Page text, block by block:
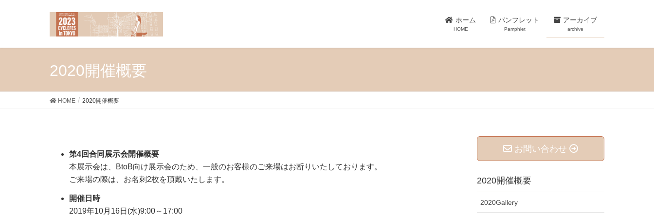
ホーム
HOME
パンフレット
Pamphlet
アーカイブ
archive
2020開催概要
HOME 2020開催概要
第4回合同展示会開催概要
本展示会は、BtoB向け展示会のため、一般のお客様のご来場はお断りいたしております。
ご来場の際は、お名刺2枚を頂戴いたします。
開催日時
2019年10月16日(水)9:00～17:00
お問い合わせ
2020開催概要
2020Gallery